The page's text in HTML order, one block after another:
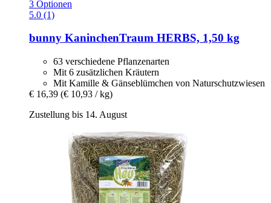
3 Optionen
5.0 (1)
bunny KaninchenTraum HERBS, 1,50 kg
63 verschiedene Pflanzenarten
Mit 6 zusätzlichen Kräutern
Mit Kamille & Gänseblümchen von Naturschutzwiesen
€ 16,39 (€ 10,93 / kg)
Zustellung bis 14. August